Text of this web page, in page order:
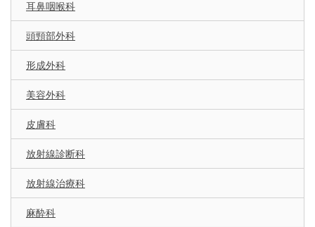
耳鼻咽喉科
頭頸部外科
形成外科
美容外科
皮膚科
放射線診断科
放射線治療科
麻酔科